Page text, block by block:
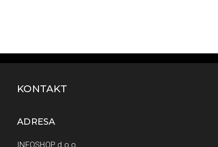
KONTAKT
ADRESA
INFOSHOP d.o.o.